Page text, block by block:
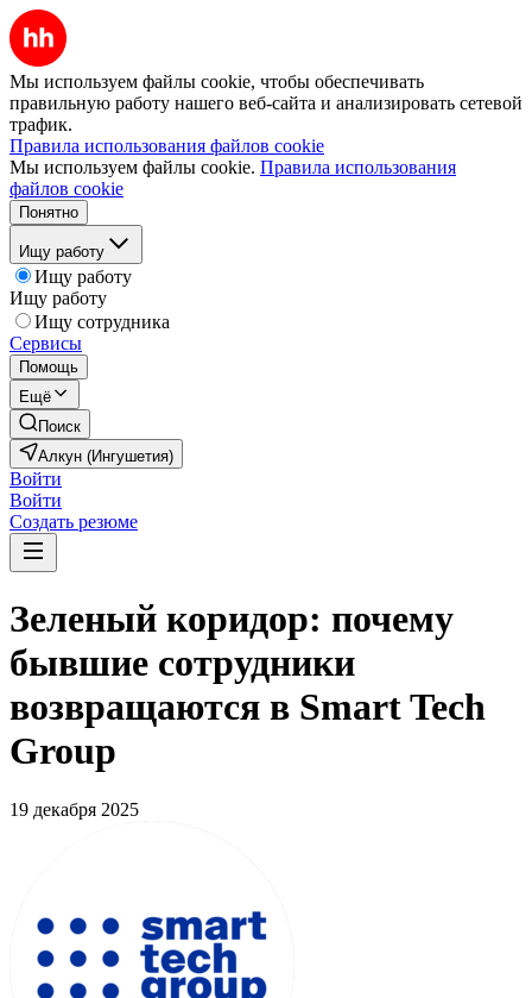
Мы используем файлы cookie, чтобы обеспечивать
правильную работу нашего веб-сайта и анализировать сетевой
трафик.
Правила использования файлов cookie
Мы используем файлы cookie. Правила использования
файлов cookie
Понятно
Ищу работу
Ищу работу
Ищу работу
Ищу сотрудника
Сервисы
Помощь
Ещё
Поиск
Алкун (Ингушетия)
Войти
Войти
Создать резюме
Зеленый коридор: почему
бывшие сотрудники
возвращаются в Smart Tech
Group
19 декабря 2025